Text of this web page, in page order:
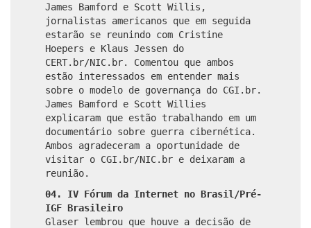
James Bamford e Scott Willis,
jornalistas americanos que em seguida
estarão se reunindo com Cristine
Hoepers e Klaus Jessen do
CERT.br/NIC.br. Comentou que ambos
estão interessados em entender mais
sobre o modelo de governança do CGI.br.
James Bamford e Scott Willies
explicaram que estão trabalhando em um
documentário sobre guerra cibernética.
Ambos agradeceram a oportunidade de
visitar o CGI.br/NIC.br e deixaram a
reunião.
04. IV Fórum da Internet no Brasil/Pré-
IGF Brasileiro
Glaser lembrou que houve a decisão de